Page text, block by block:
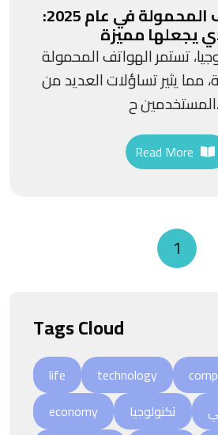
أحدث الهواتف المحمولة في عام 2025:
يجعلها مميزة
تستمر الهواتف المحمولة
مما يثير تساؤلات العديد من
Read More
1
Tags Cloud
life technology
economy
تكنولوجيا